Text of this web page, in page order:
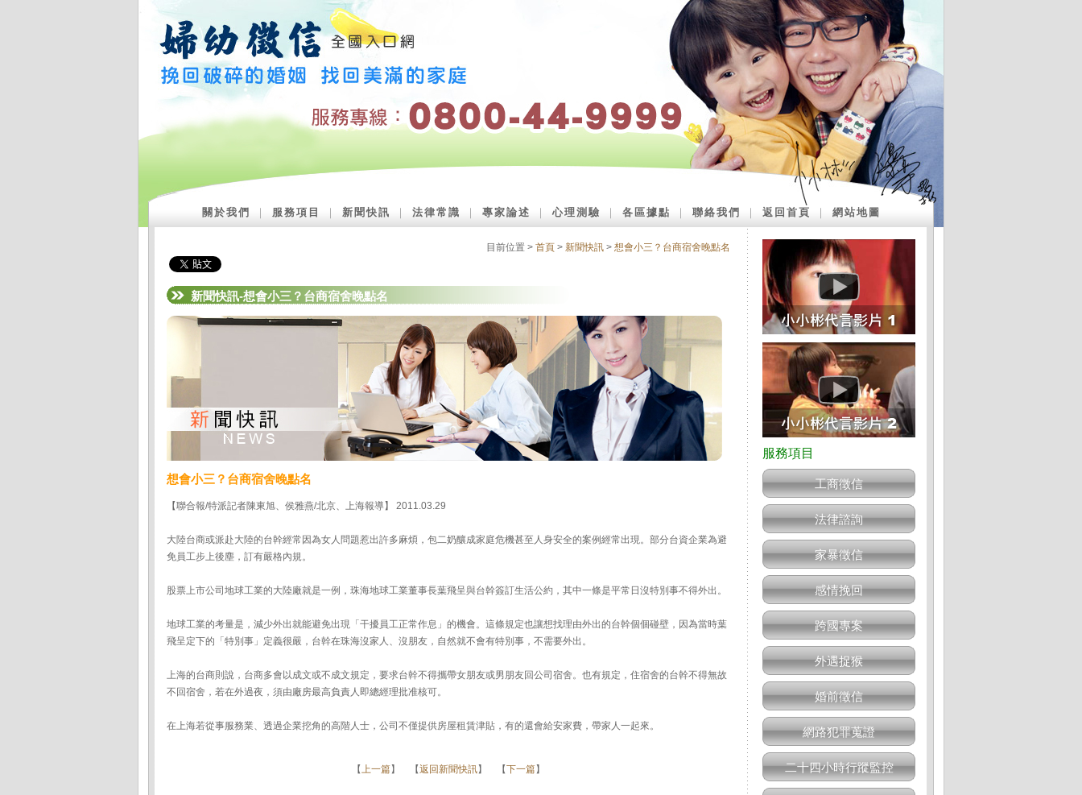
關於我們 服務項目 新聞快訊 法律常識 專家論述 ｜心理測驗 各區據點 聯絡我們 返回首頁 網站地圖
目前位置 > 首頁 > 新聞快訊 > 想會小三？台商宿舍晚點名
新聞快訊-想會小三？台商宿舍晚點名
想會小三？台商宿舍晚點名
【聯合報/特派記者陳東旭、侯雅燕/北京、上海報導】 2011.03.29
大陸台商或派赴大陸的台幹經常因為女人問題惹出許多麻煩，包二奶釀成家庭危機甚至人身安全的案例經常出現。部分台資企業為避
免員工步上後塵，訂有嚴格內規。
股票上市公司地球工業的大陸廠就是一例，珠海地球工業董事長葉飛呈與台幹簽訂生活公約，其中一條是平常日沒特別事不得外出。
地球工業的考量是，減少外出就能避免出現「干擾員工正常作息」的機會。這條規定也讓想找理由外出的台幹個個碰壁，因為當時葉
飛呈定下的「特別事」定義很嚴，台幹在珠海沒家人、沒朋友，自然就不會有特別事，不需要外出。
上海的台商則說，台商多會以成文或不成文規定，要求台幹不得攜帶女朋友或男朋友回公司宿舍。也有規定，住宿舍的台幹不得無故
不回宿舍，若在外過夜，須由廠房最高負責人即總經理批准核可。
在上海若從事服務業、透過企業挖角的高階人士，公司不僅提供房屋租賃津貼，有的還會給安家費，帶家人一起來。
【上一篇】 【返回新聞快訊】 【下一篇】
工商徵信
法律諮詢
家暴徵信
感情挽回
跨國專案
外遇捉猴
婚前徵信
網路犯罪蒐證
二十四小時行蹤監控